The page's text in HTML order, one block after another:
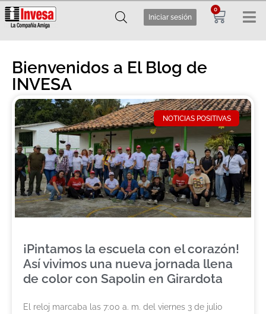
Iniciar sesión
0
Bienvenidos a El Blog de
INVESA
NOTICIAS POSITIVAS
¡Pintamos la escuela con el corazón!
Así vivimos una nueva jornada llena
de color con Sapolin en Girardota
El reloj marcaba las 7:00 a. m. del viernes 3 de julio